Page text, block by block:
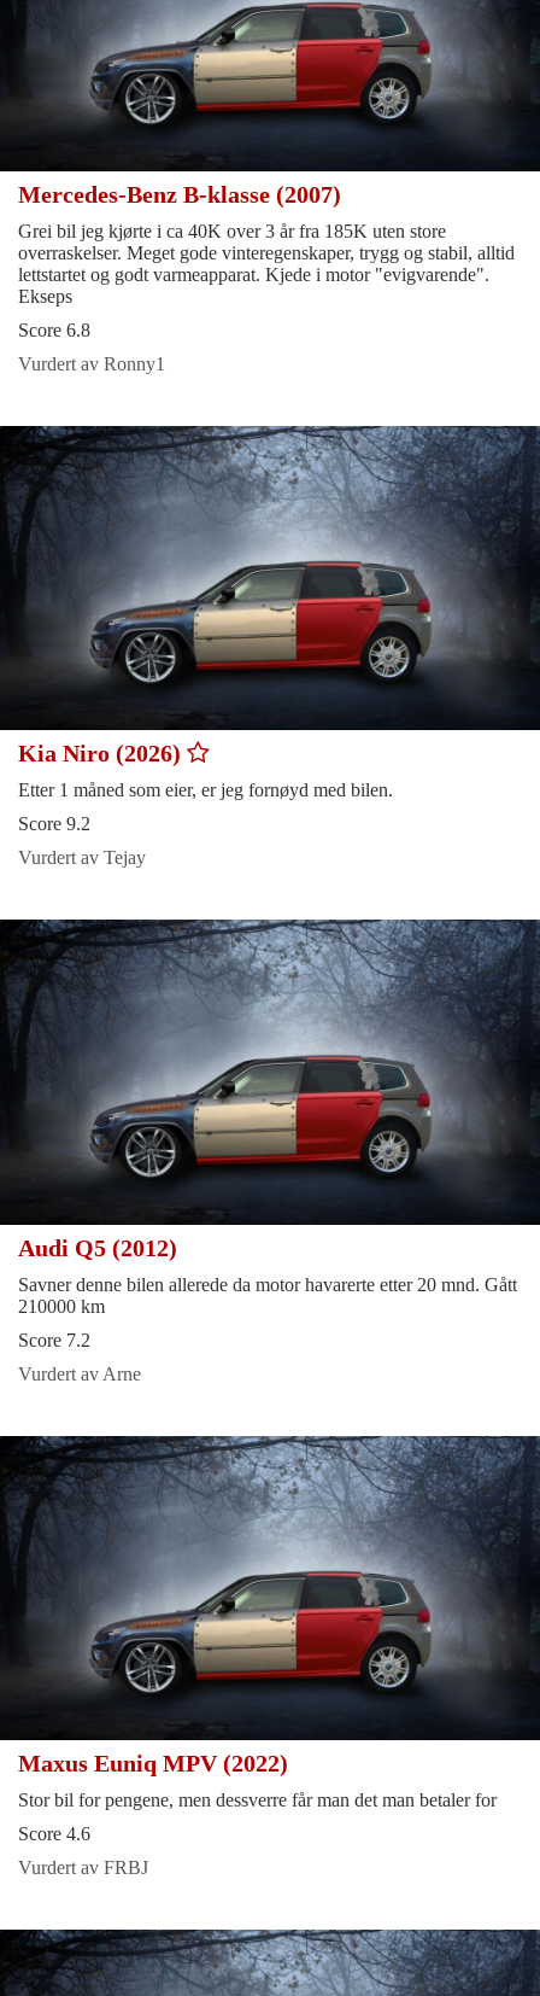
Mercedes-Benz B-klasse (2007)
Grei bil jeg kjørte i ca 40K over 3 år fra 185K uten store
overraskelser. Meget gode vinteregenskaper, trygg og stabil, alltid
lettstartet og godt varmeapparat. Kjede i motor "evigvarende".
Ekseps
Score 6.8
Vurdert av Ronny1
Kia Niro (2026)
Etter 1 måned som eier, er jeg fornøyd med bilen.
Score 9.2
Vurdert av Tejay
Audi Q5 (2012)
Savner denne bilen allerede da motor havarerte etter 20 mnd. Gått
210000 km
Score 7.2
Vurdert av Arne
Maxus Euniq MPV (2022)
Stor bil for pengene, men dessverre får man det man betaler for
Score 4.6
Vurdert av FRBJ